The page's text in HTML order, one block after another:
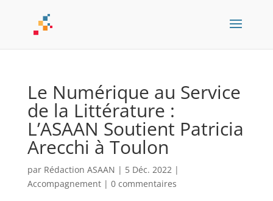
Le Numérique au Service
de la Littérature :
L’ASAAN Soutient Patricia
Arecchi à Toulon
par Rédaction ASAAN | 5 Déc. 2022|
Accompagnement| 0 commentaires